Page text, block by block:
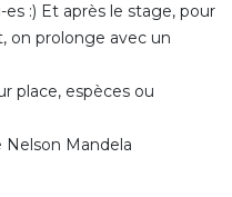
:) Et après le stage, pour
on prolonge avec un
place, espèces ou
Nelson Mandela